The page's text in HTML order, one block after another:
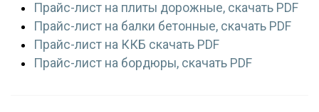
Прайс-лист на плиты дорожные, скачать PDF
Прайс-лист на балки бетонные, скачать PDF
Прайс-лист на ККБ скачать PDF
Прайс-лист на бордюры, скачать PDF